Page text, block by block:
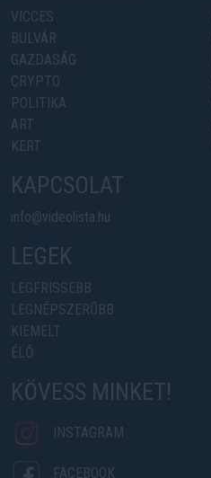
VICCES
BULVÁR
GAZDASÁG
CRYPTO
POLITIKA
ART
KERT
KAPCSOLAT
info@videolista.hu
LEGEK
LEGFRISSEBB
LEGNÉPSZERŰBB
KIEMELT
ÉLŐ
KÖVESS MINKET!
INSTAGRAM
FACEBOOK